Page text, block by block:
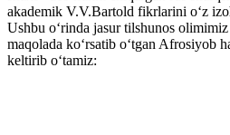
akademik V.V.Bartold fikrlarini o‘z
Ushbu o‘rinda jasur tilshunos
maqolada ko‘rsatib o‘tgan Afrosiyob
keltirib o‘tamiz: